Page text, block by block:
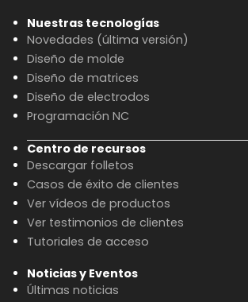
Nuestras tecnologías
Novedades (última versión)
Diseño de molde
Diseño de matrices
Diseño de electrodos
Programación NC
Centro de recursos
Descargar folletos
Casos de éxito de clientes
Ver vídeos de productos
Ver testimonios de clientes
Tutoriales de acceso
Noticias y Eventos
Últimas noticias